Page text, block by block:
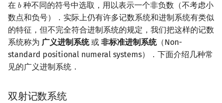
在 𝑏
b种不同的符号中选取，用以表示一个非负数（不考虑小
数点和负号）．实际上仍有许多记数系统和进制系统有类似
的特征，但不完全符合进制系统的规定，我们把这样的记数
系统称为 广义进制系统或 非标准进制系统（Non-
standard positional numeral systems）．下面介绍几种常
见的广义进制系统．
双射记数系统